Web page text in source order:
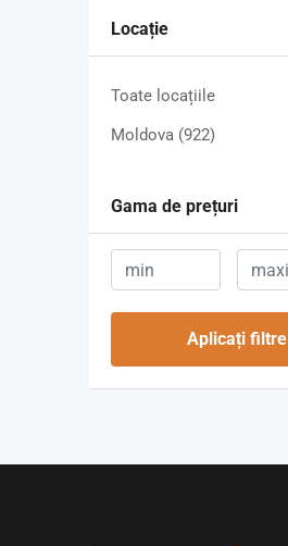
Locație
Toate locațiile
Moldova (922)
Gama de prețuri
Aplicați filtre